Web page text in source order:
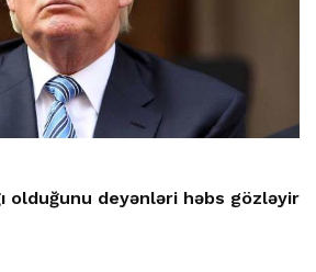
olduğunu deyənləri həbs gözləyir